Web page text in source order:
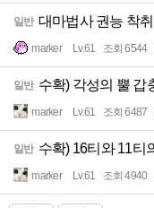
일반 대마법사 권능 착
marker Lv.61 조회 6544
일반 수확) 각성의 뿔 갑
marker Lv.61 조회 6487
일반 수확) 16티와 11티
marker Lv.61 조회 4940